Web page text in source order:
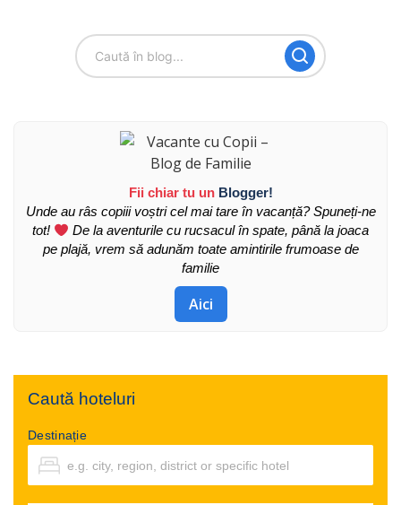
Fii chiar tu un Blogger!
Unde au râs copiii voștri cel mai tare în vacanță? Spuneți-ne
tot!
De la aventurile cu rucsacul în spate, până la joaca
pe plajă, vrem să adunăm toate amintirile frumoase de
familie
Aici
Caută hoteluri
Destinație